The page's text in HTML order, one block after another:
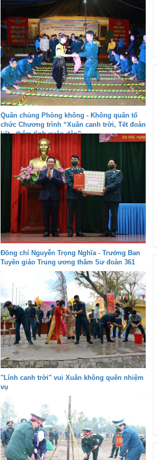
Quân chủng Phòng không - Không quân tổ
chức Chương trình “Xuân canh trời, Tết đoàn
kết - thắm tình quân dân”
Đồng chí Nguyễn Trọng Nghĩa - Trưởng Ban
Tuyên giáo Trung ương thăm Sư đoàn 361
"Lính canh trời" vui Xuân không quên nhiệm
vụ